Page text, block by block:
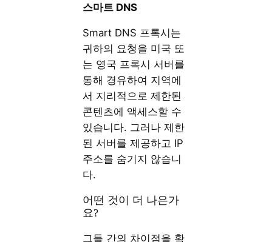
스마트 DNS
Smart DNS 프록시는
귀하의 요청을 미국 또
는 영국 프록시 서버를
통해 경유하여 지역에
서 지리적으로 제한된
콘텐츠에 액세스할 수
있습니다. 그러나 제한
된 서버를 제공하고 IP
주소를 숨기지 않습니
다.
어떤 것이 더 나은가
요?
그들 간의 차이점을 확